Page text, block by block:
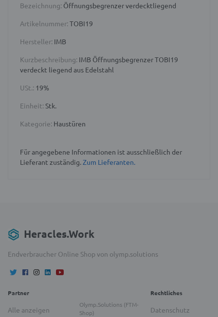
Bezeichnung: Öffnungsbegrenzer verdecktliegend
Artikelnummer: TOBI19
Hersteller: IMB
Kurzbeschreibung: IMB Öffnungsbegrenzer TOBI19
verdeckt liegend aus Edelstahl
USt.: 19%
Einheit: Stk.
Kategorie: Haustüren
Für angegebene Informationen ist ausschließlich der
Lieferant zuständig.Zum Lieferanten.
Heracles.Work
Endverbraucher Online Shop von olymp.solutions
Partner
Alle anzeigen
Olymp.Solutions (FTM-
Shop)
Rechtliches
Datenschutz